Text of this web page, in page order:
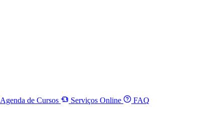
Agenda de Cursos Serviços Online FAQ